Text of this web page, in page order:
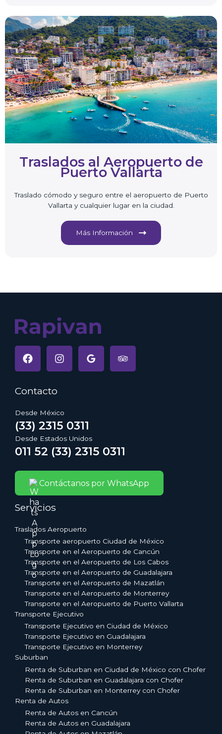
Traslados al Aeropuerto de
Puerto Vallarta
Traslado cómodo y seguro entre el aeropuerto de Puerto
Vallarta y cualquier lugar en la ciudad.
Más Información
Contacto
Desde México
(33) 2315 0311
Desde Estados Unidos
011 52 (33) 2315 0311
Contáctanos por WhatsApp
Servicios
Traslados Aeropuerto
Transporte aeropuerto Ciudad de México
Transporte en el Aeropuerto de Cancún
Transporte en el Aeropuerto de Los Cabos
Transporte en el Aeropuerto de Guadalajara
Transporte en el Aeropuerto de Mazatlán
Transporte en el Aeropuerto de Monterrey
Transporte en el Aeropuerto de Puerto Vallarta
Transporte Ejecutivo
Transporte Ejecutivo en Ciudad de México
Transporte Ejecutivo en Guadalajara
Transporte Ejecutivo en Monterrey
Suburban
Renta de Suburban en Ciudad de México con Chofer
Renta de Suburban en Guadalajara con Chofer
Renta de Suburban en Monterrey con Chofer
Renta de Autos
Renta de Autos en Cancún
Renta de Autos en Guadalajara